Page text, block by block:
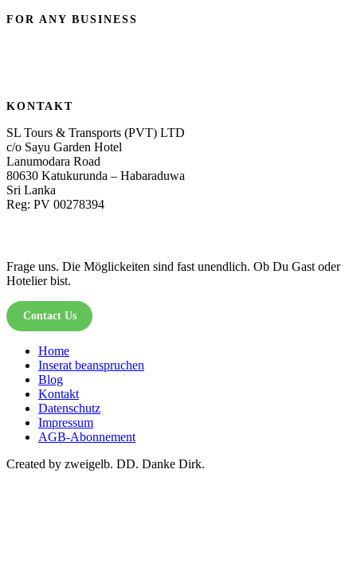
FOR ANY BUSINESS
KONTAKT
SL Tours & Transports (PVT) LTD
c/o Sayu Garden Hotel
Lanumodara Road
80630 Katukurunda – Habaraduwa
Sri Lanka
Reg: PV 00278394
Frage uns. Die Möglickeiten sind fast unendlich. Ob Du Gast oder
Hotelier bist.
Contact Us
Home
Inserat beanspruchen
Blog
Kontakt
Datenschutz
Impressum
AGB-Abonnement
Created by zweigelb. DD. Danke Dirk.